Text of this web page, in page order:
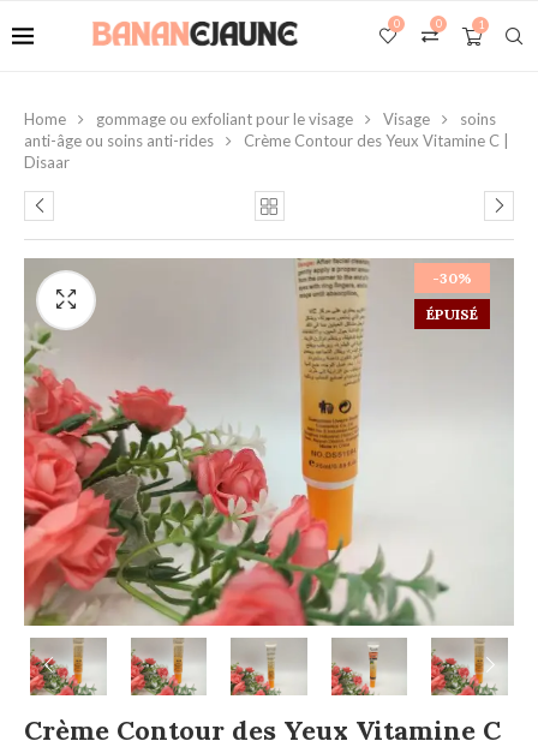
1
0
0
Home gommage ou exfoliant pour le visage Visage
soins
anti-âge ou soins anti-rides
Crème Contour des Yeux Vitamine C |
Disaar
-30%
ÉPUISÉ
Crème Contour des Yeux Vitamine C